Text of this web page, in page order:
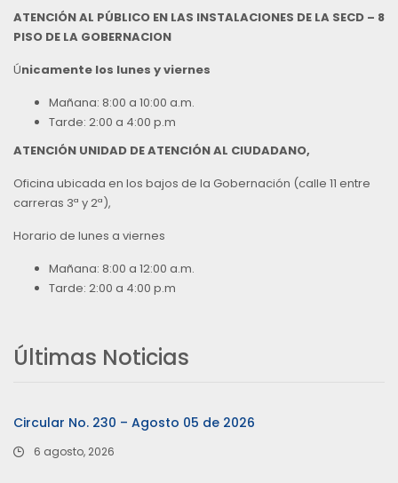
ATENCIÓN AL PÚBLICO EN LAS INSTALACIONES DE LA SECD – 8
PISO DE LA GOBERNACION
Únicamente los lunes y viernes
Mañana: 8:00 a 10:00 a.m.
Tarde: 2:00 a 4:00 p.m
ATENCIÓN UNIDAD DE ATENCIÓN AL CIUDADANO,
Oficina ubicada en los bajos de la Gobernación (calle 11 entre
carreras 3ª y 2ª),
Horario de lunes a viernes
Mañana: 8:00 a 12:00 a.m.
Tarde: 2:00 a 4:00 p.m
Últimas Noticias
Circular No. 230 – Agosto 05 de 2026
6 agosto, 2026